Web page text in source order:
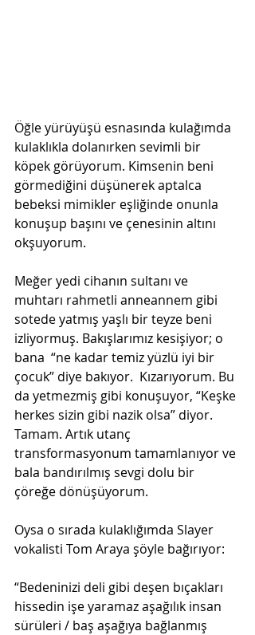
Öğle yürüyüşü esnasında kulağımda
kulaklıkla dolanırken sevimli bir
köpek görüyorum. Kimsenin beni
görmediğini düşünerek aptalca
bebeksi mimikler eşliğinde onunla
konuşup başını ve çenesinin altını
okşuyorum.
Meğer yedi cihanın sultanı ve
muhtarı rahmetli anneannem gibi
sotede yatmış yaşlı bir teyze beni
izliyormuş. Bakışlarımız kesişiyor; o
bana  “ne kadar temiz yüzlü iyi bir
çocuk” diye bakıyor.  Kızarıyorum. Bu
da yetmezmiş gibi konuşuyor, “Keşke
herkes sizin gibi nazik olsa” diyor.
Tamam. Artık utanç
transformasyonum tamamlanıyor ve
bala bandırılmış sevgi dolu bir
çöreğe dönüşüyorum.
Oysa o sırada kulaklığımda Slayer
vokalisti Tom Araya şöyle bağırıyor:
“Bedeninizi deli gibi deşen bıçakları
hissedin işe yaramaz aşağılık insan
sürüleri / baş aşağıya bağlanmış